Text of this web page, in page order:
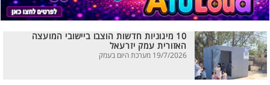
10 מיגוניות חדשות הוצבו ביישובי המועצה
האזורית עמק יזרעאל
19/7/2026 מערכת היום בעמק